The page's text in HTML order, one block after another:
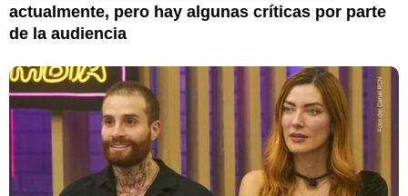
actualmente, pero hay algunas críticas por parte
de la audiencia